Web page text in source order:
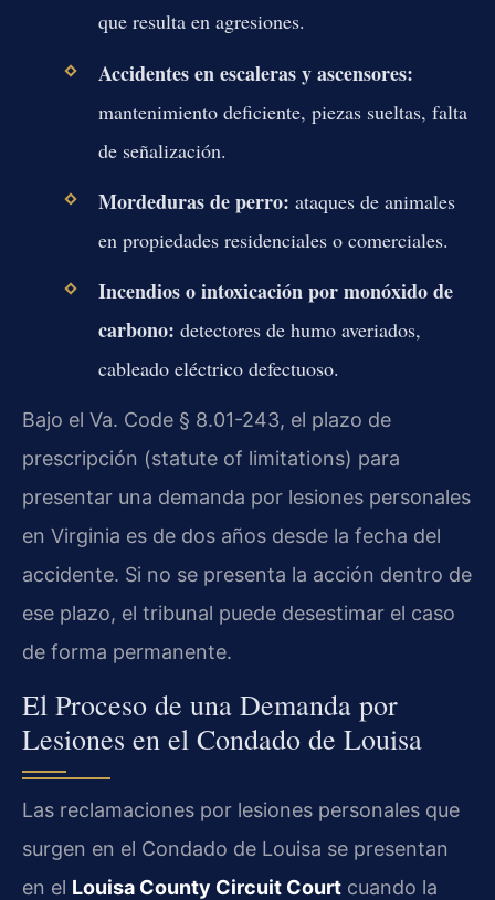
que resulta en agresiones.
Accidentes en escaleras y ascensores:
mantenimiento deficiente, piezas sueltas, falta
de señalización.
Mordeduras de perro: ataques de animales
en propiedades residenciales o comerciales.
Incendios o intoxicación por monóxido de
carbono: detectores de humo averiados,
cableado eléctrico defectuoso.
Bajo el Va. Code § 8.01-243, el plazo de
prescripción (statute of limitations) para
presentar una demanda por lesiones personales
en Virginia es de dos años desde la fecha del
accidente. Si no se presenta la acción dentro de
ese plazo, el tribunal puede desestimar el caso
de forma permanente.
El Proceso de una Demanda por
Lesiones en el Condado de Louisa
Las reclamaciones por lesiones personales que
surgen en el Condado de Louisa se presentan
en el Louisa County Circuit Court cuando la